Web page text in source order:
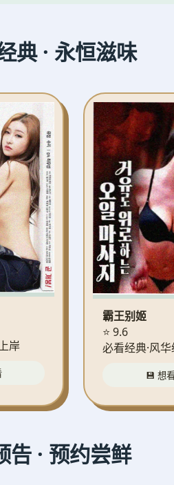
典 · 永恒滋味
岸
霸王别姬
⭐ 9.6
必看经典·风
💾 想
告 · 预约尝鲜